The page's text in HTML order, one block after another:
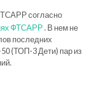
согласно
ФТСАРР. В нем не
последних
(ТОП-3 Дети) пар из